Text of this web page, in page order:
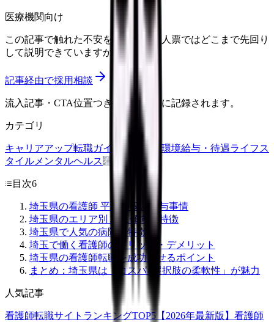
医療機関向け
この記事で触れた不安を、自院の求人票ではどこまで先回り
して説明できていますか？
記事経由で採用相談
流入記事・CTA位置つきで管理画面に記録されます。
カテゴリ
キャリアアップ転職ガイド 悩み 職場環境給与・待遇ライフス
タイル メンタルヘルス看護師
目次6
埼玉県の看護師 平均年収と給与事情
埼玉県のエリア別 求人傾向と特徴
埼玉県で人気の病院と特徴
埼玉で働く看護師のメリット・デメリット
埼玉県の看護師転職を成功させるポイント
まとめ：埼玉県は「コスパ×選択肢の柔軟性」が魅力
人気記事
看護師転職サイトランキングTOP5【2026年最新版】 看護師